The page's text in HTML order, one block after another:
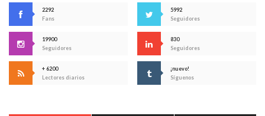
2292
Fans
5992
Seguidores
19900
Seguidores
830
Seguidores
+ 6200
Lectores diarios
¡nuevo!
Síguenos